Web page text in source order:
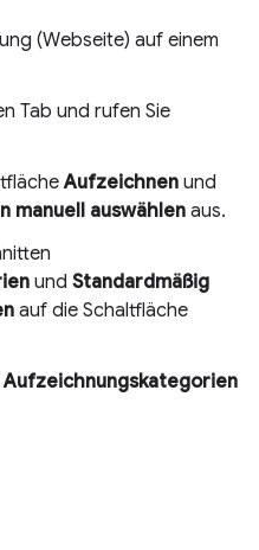
(Webseite) auf einem
Tab und rufen Sie
Aufzeichnen und
manuell auswählenaus.
und Standardmäßig
auf die Schaltfläche
Aufzeichnungskategorien